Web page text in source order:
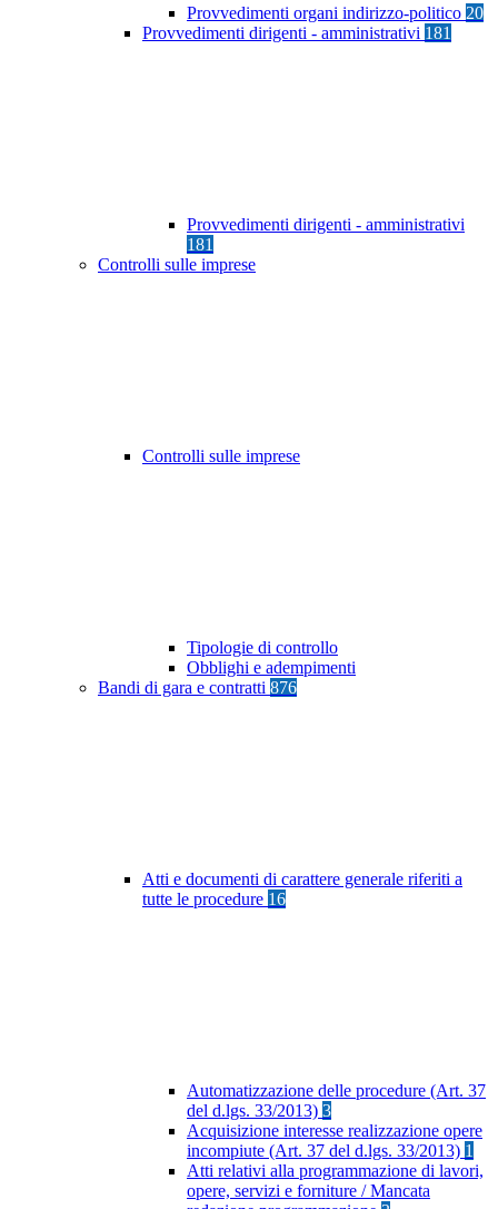
Provvedimenti organi indirizzo-politico 20
Provvedimenti dirigenti - amministrativi 181
Provvedimenti dirigenti - amministrativi
181
Controlli sulle imprese
Controlli sulle imprese
Tipologie di controllo
Obblighi e adempimenti
Bandi di gara e contratti 876
Atti e documenti di carattere generale riferiti a
tutte le procedure 16
Automatizzazione delle procedure (Art. 37
del d.lgs. 33/2013) 3
Acquisizione interesse realizzazione opere
incompiute (Art. 37 del d.lgs. 33/2013) 1
Atti relativi alla programmazione di lavori,
opere, servizi e forniture / Mancata